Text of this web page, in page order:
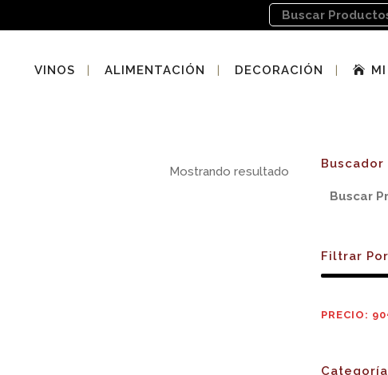
VINOS ALIMENTACIÓN DECORACIÓN
Mostrando resultado
Buscador
Filtrar
Precio
Precio
PRECIO: